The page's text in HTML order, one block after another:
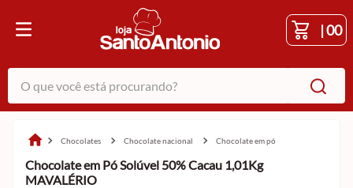
|00
O que você está procurando?
chocolates chocolate nacional chocolate em pó
Chocolate em Pó Solúvel 50% Cacau 1,01Kg
MAVALÉRIO